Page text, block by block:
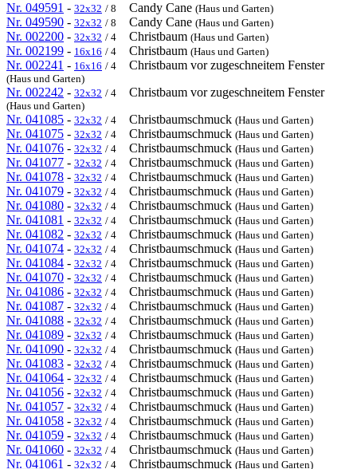
Nr. 049591 - 32x32 / 8 Candy Cane (Haus und Garten)
Nr. 049590 - 32x32 / 8 Candy Cane (Haus und Garten)
Nr. 002200 - 32x32 / 4 Christbaum (Haus und Garten)
Nr. 002199 - 16x16 / 4 Christbaum (Haus und Garten)
Nr. 002241 - 16x16 / 4 Christbaum vor zugeschneitem Fenster
(Haus und Garten)
Nr. 002242 - 32x32 / 4 Christbaum vor zugeschneitem Fenster
(Haus und Garten)
Nr. 041085 - 32x32 / 4 Christbaumschmuck (Haus und Garten)
Nr. 041075 - 32x32 / 4 Christbaumschmuck (Haus und Garten)
Nr. 041076 - 32x32 / 4 Christbaumschmuck (Haus und Garten)
Nr. 041077 - 32x32 / 4 Christbaumschmuck (Haus und Garten)
Nr. 041078 - 32x32 / 4 Christbaumschmuck (Haus und Garten)
Nr. 041079 - 32x32 / 4 Christbaumschmuck (Haus und Garten)
Nr. 041080 - 32x32 / 4 Christbaumschmuck (Haus und Garten)
Nr. 041081 - 32x32 / 4 Christbaumschmuck (Haus und Garten)
Nr. 041082 - 32x32 / 4 Christbaumschmuck (Haus und Garten)
Nr. 041074 - 32x32 / 4 Christbaumschmuck (Haus und Garten)
Nr. 041084 - 32x32 / 4 Christbaumschmuck (Haus und Garten)
Nr. 041070 - 32x32 / 4 Christbaumschmuck (Haus und Garten)
Nr. 041086 - 32x32 / 4 Christbaumschmuck (Haus und Garten)
Nr. 041087 - 32x32 / 4 Christbaumschmuck (Haus und Garten)
Nr. 041088 - 32x32 / 4 Christbaumschmuck (Haus und Garten)
Nr. 041089 - 32x32 / 4 Christbaumschmuck (Haus und Garten)
Nr. 041090 - 32x32 / 4 Christbaumschmuck (Haus und Garten)
Nr. 041083 - 32x32 / 4 Christbaumschmuck (Haus und Garten)
Nr. 041064 - 32x32 / 4 Christbaumschmuck (Haus und Garten)
Nr. 041056 - 32x32 / 4 Christbaumschmuck (Haus und Garten)
Nr. 041057 - 32x32 / 4 Christbaumschmuck (Haus und Garten)
Nr. 041058 - 32x32 / 4 Christbaumschmuck (Haus und Garten)
Nr. 041059 - 32x32 / 4 Christbaumschmuck (Haus und Garten)
Nr. 041060 - 32x32 / 4 Christbaumschmuck (Haus und Garten)
Nr. 041061 - 32x32 / 4 Christbaumschmuck (Haus und Garten)